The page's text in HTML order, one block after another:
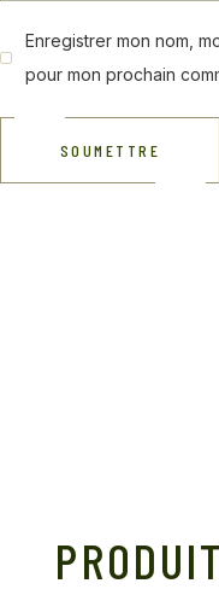
Enregistrer mon nom,
pour mon prochain
SOUMETTRE